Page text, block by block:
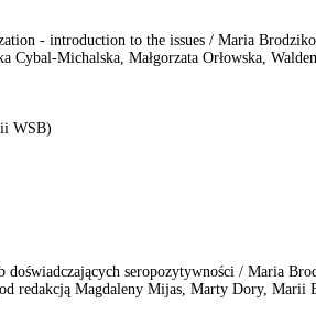
- introduction to the issues / Maria
Cybal-Michalska, Małgorzata Orłowska,
WSB)
seropozytywności / Maria
redakcją Magdaleny Mijas, Marty Dory,